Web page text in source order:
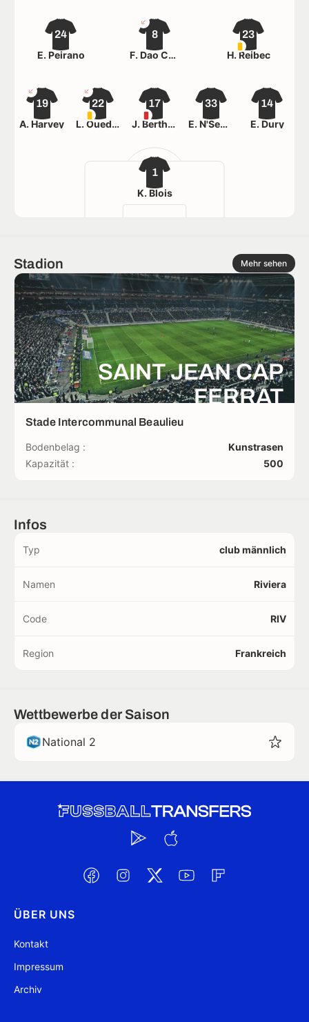
1
K. Blois
19
A. Harvey
22
L. Ouedraogo
17
J. Berthomier
33
E. N'Sengo
14
E. Dury
24
E. Peirano
8
F. Dao Castellana
23
H. Reibec
Stadion Mehr sehen
SAINT JEAN CAP
FERRAT
Stade Intercommunal Beaulieu
Bodenbelag :
Kunstrasen
Kapazität :
500
Infos
Typ club männlich
Namen Riviera
Code RIV
Region Frankreich
Wettbewerbe der Saison
National 2
ÜBER UNS
Kontakt
Impressum
Archiv